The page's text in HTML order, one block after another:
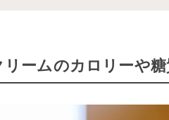
リームのカロリーや